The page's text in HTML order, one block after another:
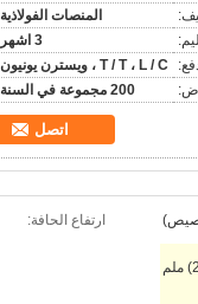
المنصات الفولاذية
3 اشهر
T / T ، L / C ، ويسترن يونيون
200 مجموعة في السنة
اتصل
ارتفاع الحافة: